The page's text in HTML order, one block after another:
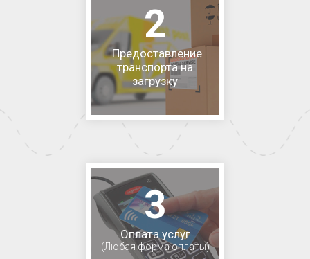
2
Предоставление
транспорта на
загрузку
3
Оплата услуг
(Любая форма оплаты)